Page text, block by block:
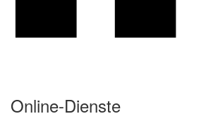
Online-Dienste